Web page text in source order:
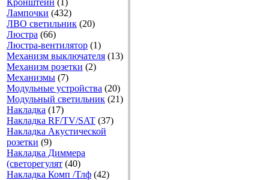
Кронштейн (1)
Лампочки (432)
ЛВО светильник (20)
Люстра (66)
Люстра-вентилятор (1)
Механизм выключателя (13)
Механизм розетки (2)
Механизмы (7)
Модульные устройства (20)
Модульный светильник (21)
Накладка (17)
Накладка RF/TV/SAT (37)
Накладка Акустической
розетки (9)
Накладка Диммера
(светорегулят (40)
Накладка Комп /Тлф (42)